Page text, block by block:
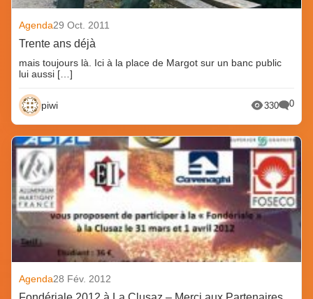
Agenda29 Oct. 2011
Trente ans déjà
mais toujours là. Ici à la place de Margot sur un banc public
lui aussi […]
piwi 330 0
Agenda28 Fév. 2012